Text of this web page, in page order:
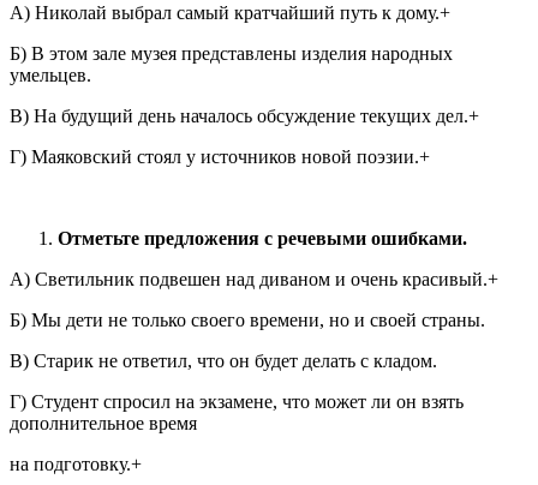
А) Николай выбрал самый кратчайший путь к дому.+
Б) В этом зале музея представлены изделия народных
умельцев.
В) На будущий день началось обсуждение текущих дел.+
Г) Маяковский стоял у источников новой поэзии.+
Отметьте предложения с речевыми ошибками.
А) Светильник подвешен над диваном и очень красивый.+
Б) Мы дети не только своего времени, но и своей страны.
В) Старик не ответил, что он будет делать с кладом.
Г) Студент спросил на экзамене, что может ли он взять
дополнительное время
на подготовку.+